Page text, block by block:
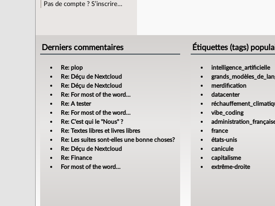
Pas de compte ? S’inscrire…
Derniers commentaires
Re: plop
Re: Déçu de Nextcloud
Re: Déçu de Nextcloud
Re: For most of the word…
Re: A tester
Re: For most of the word…
Re: C'est qui le "Nous" ?
Re: Textes libres et livres libres
Re: Les suites sont-elles une bonne choses?
Re: Déçu de Nextcloud
Re: Finance
For most of the word…
Étiquettes (tags)
intelligence_artificielle
merdification
datacenter
vibe_coding
france
états-unis
canicule
capitalisme
extrême-droite